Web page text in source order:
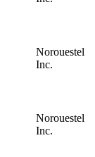
Norouestel
Inc.
Norouestel
Inc.